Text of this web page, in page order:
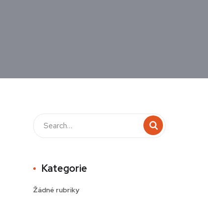
Kategorie
Žádné rubriky